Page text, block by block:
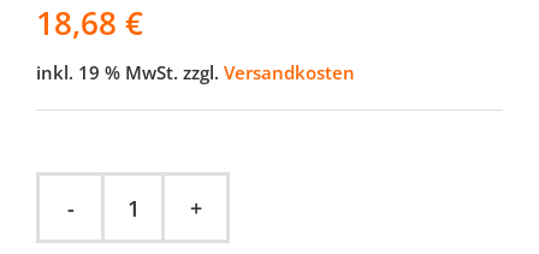
18,68 €
inkl. 19 % MwSt. zzgl. Versandkosten
Rosette